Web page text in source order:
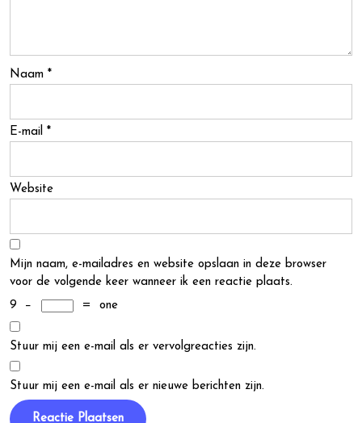
Naam *
E-mail *
Website
Mijn naam, e-mailadres en website opslaan in deze browser
voor de volgende keer wanneer ik een reactie plaats.
9
− = one
Stuur mij een e-mail als er vervolgreacties zijn.
Stuur mij een e-mail als er nieuwe berichten zijn.